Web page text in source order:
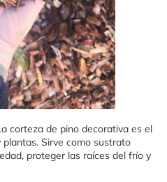
corteza de pino decorativa es el
Sirve como sustrato
proteger las raíces del frío y